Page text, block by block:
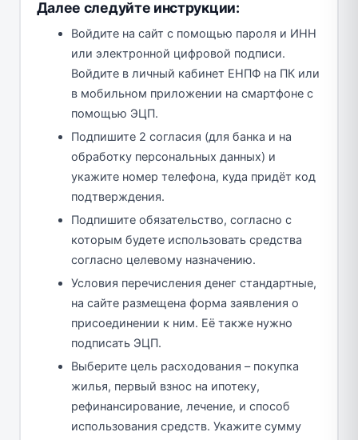
Далее следуйте инструкции:
Войдите на сайт с помощью пароля и ИНН
или электронной цифровой подписи.
Войдите в личный кабинет ЕНПФ на ПК или
в мобильном приложении на смартфоне с
помощью ЭЦП.
Подпишите 2 согласия (для банка и на
обработку персональных данных) и
укажите номер телефона, куда придёт код
подтверждения.
Подпишите обязательство, согласно с
которым будете использовать средства
согласно целевому назначению.
Условия перечисления денег стандартные,
на сайте размещена форма заявления о
присоединении к ним. Её также нужно
подписать ЭЦП.
Выберите цель расходования – покупка
жилья, первый взнос на ипотеку,
рефинансирование, лечение, и способ
использования средств. Укажите сумму